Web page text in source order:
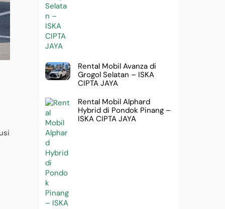
Rental Mobil Avanza di
Grogol Selatan – ISKA
CIPTA JAYA
Rental Mobil Alphard
Hybrid di Pondok Pinang –
ISKA CIPTA JAYA